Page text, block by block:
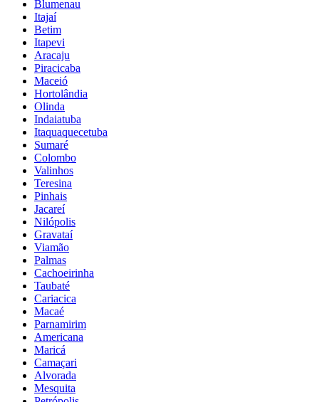
Blumenau
Itajaí
Betim
Itapevi
Aracaju
Piracicaba
Maceió
Hortolândia
Olinda
Indaiatuba
Itaquaquecetuba
Sumaré
Colombo
Valinhos
Teresina
Pinhais
Jacareí
Nilópolis
Gravataí
Viamão
Palmas
Cachoeirinha
Taubaté
Cariacica
Macaé
Parnamirim
Americana
Maricá
Camaçari
Alvorada
Mesquita